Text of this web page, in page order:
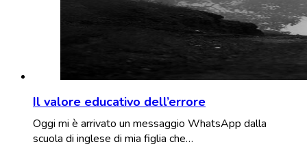
Il valore educativo dell’errore
Oggi mi è arrivato un messaggio WhatsApp dalla
scuola di inglese di mia figlia che…